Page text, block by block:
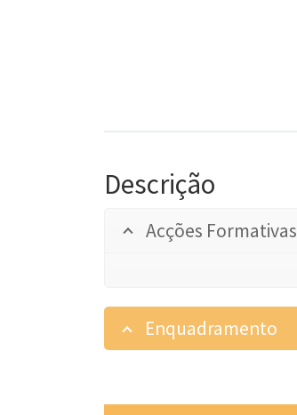
Descrição
Acções Formativas
Enquadramento